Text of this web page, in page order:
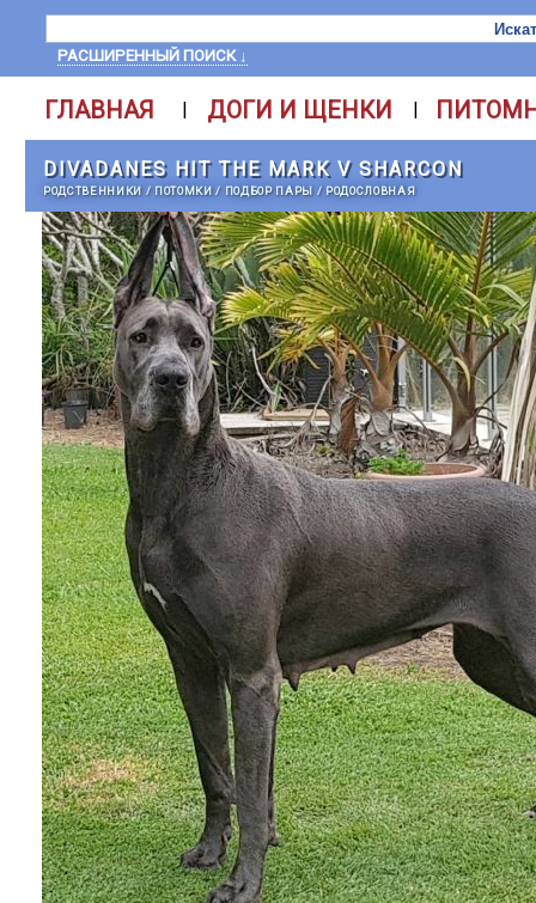
РАСШИРЕННЫЙ ПОИСК ↓
ГЛАВНАЯ | ДОГИ И ЩЕНКИ |
DIVADANES HIT THE MARK V SHARCON
РОДСТВЕННИКИ / ПОТОМКИ/ ПОДБОР ПАРЫ / РОДОСЛОВНАЯ